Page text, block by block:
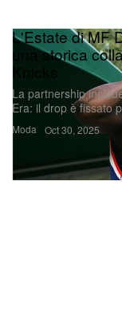
Moda
L'Estate di MF
una storica
La partnership
Era: il drop è fissato
Oct 30, 2025